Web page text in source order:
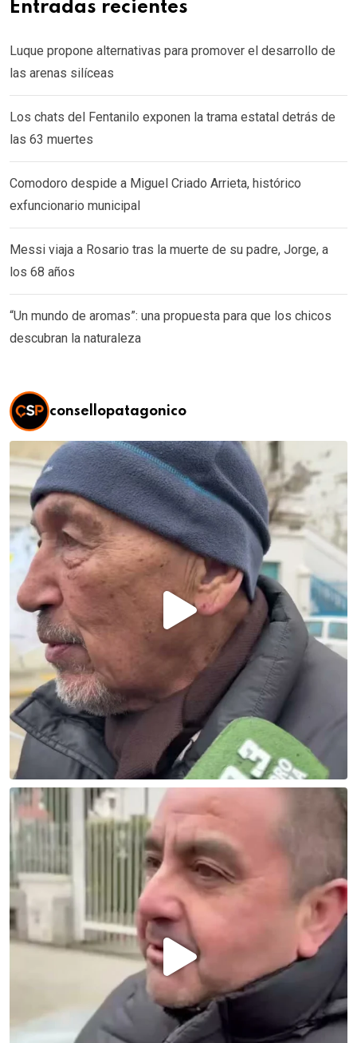
Entradas recientes
Luque propone alternativas para promover el desarrollo de
las arenas silíceas
Los chats del Fentanilo exponen la trama estatal detrás de
las 63 muertes
Comodoro despide a Miguel Criado Arrieta, histórico
exfuncionario municipal
Messi viaja a Rosario tras la muerte de su padre, Jorge, a
los 68 años
“Un mundo de aromas”: una propuesta para que los chicos
descubran la naturaleza
consellopatagonico